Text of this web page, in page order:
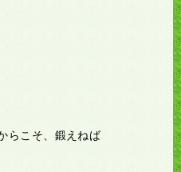
らこそ、鍛えねば